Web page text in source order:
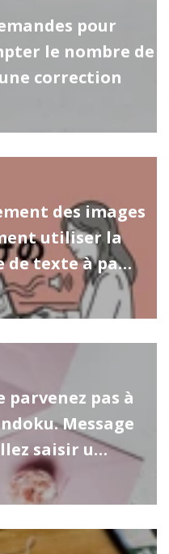
pour
le nombre de
correction
des images
utiliser la
de texte à pa…
parvenez pas à
Message
saisir u…